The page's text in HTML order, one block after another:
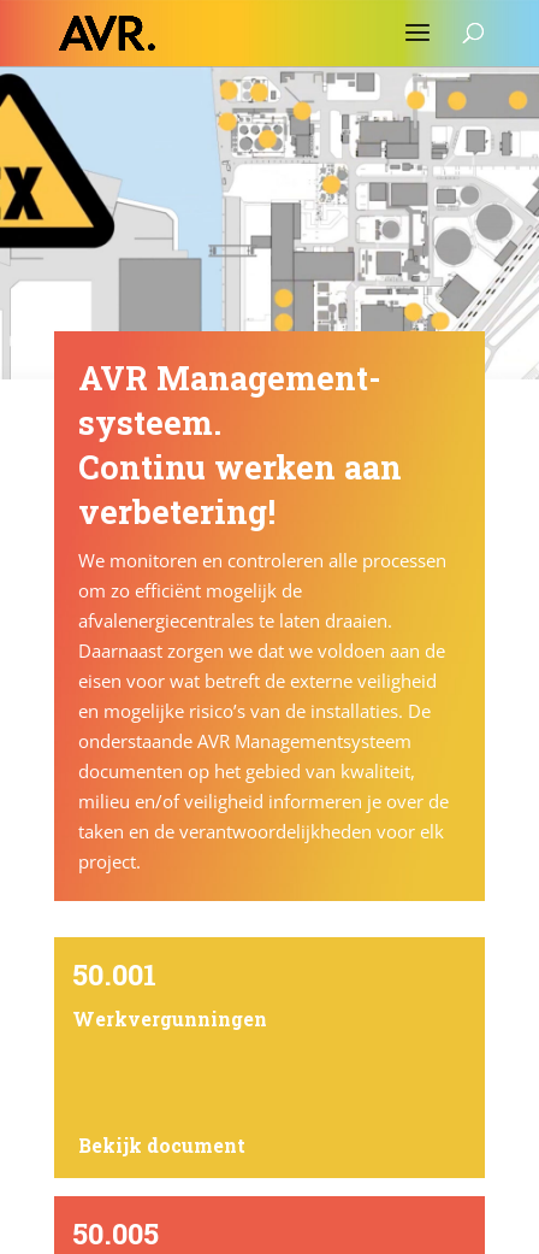
AVR Management­­­
systeem.
Continu werken aan
verbetering!
We monitoren en controleren alle processen
om zo efficiënt mogelijk de
afvalenergiecentrales te laten draaien.
Daarnaast zorgen we dat we voldoen aan de
eisen voor wat betreft de externe veiligheid
en mogelijke risico’s van de installaties. De
onderstaande AVR Managementsysteem
documenten op het gebied van kwaliteit,
milieu en/of veiligheid informeren je over de
taken en de verantwoordelijkheden voor elk
project.
50.001
Werkvergunningen
Bekijk document
50.005